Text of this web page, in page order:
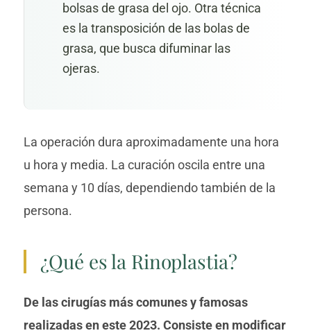
bolsas de grasa del ojo. Otra técnica
es la transposición de las bolas de
grasa, que busca difuminar las
ojeras.
La operación dura aproximadamente una hora
u hora y media. La curación oscila entre una
semana y 10 días, dependiendo también de la
persona.
¿Qué es la Rinoplastia?
De las cirugías más comunes y famosas
realizadas en este 2023. Consiste en modificar